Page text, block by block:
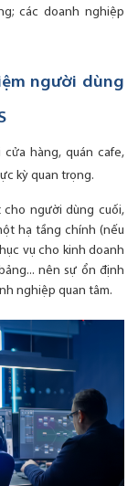
các doanh nghiệp
người dùng
cửa hàng, quán cafe,
kỳ quan trọng.
người dùng cuối,
hạ tầng chính (nếu
vụ cho kinh doanh
nên sự ổn định
nghiệp quan tâm.